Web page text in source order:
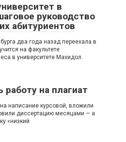
в
руководство
абитуриентов
два года назад переехала в
на факультете
в университете Махидол.
работу на плагиат
написание курсовой, вложили
диссертацию месяцами — а
«низкий